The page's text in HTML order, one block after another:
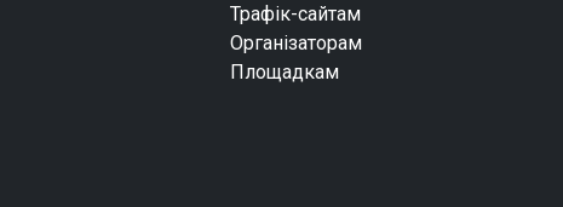
Трафік-сайтам
Організаторам
Площадкам